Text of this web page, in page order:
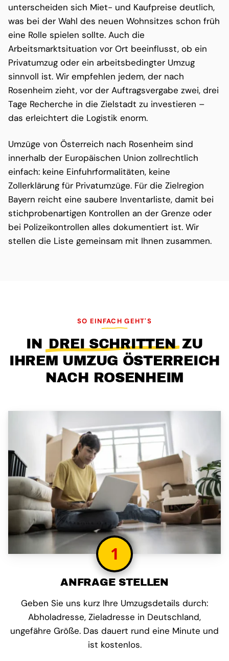
unterscheiden sich Miet- und Kaufpreise deutlich,
was bei der Wahl des neuen Wohnsitzes schon früh
eine Rolle spielen sollte. Auch die
Arbeitsmarktsituation vor Ort beeinflusst, ob ein
Privatumzug oder ein arbeitsbedingter Umzug
sinnvoll ist. Wir empfehlen jedem, der nach
Rosenheim zieht, vor der Auftragsvergabe zwei, drei
Tage Recherche in die Zielstadt zu investieren –
das erleichtert die Logistik enorm.
Umzüge von Österreich nach Rosenheim sind
innerhalb der Europäischen Union zollrechtlich
einfach: keine Einfuhrformalitäten, keine
Zollerklärung für Privatumzüge. Für die Zielregion
Bayern reicht eine saubere Inventarliste, damit bei
stichprobenartigen Kontrollen an der Grenze oder
bei Polizeikontrollen alles dokumentiert ist. Wir
stellen die Liste gemeinsam mit Ihnen zusammen.
SO EINFACH GEHT'S
IN DREI SCHRITTENZU
IHREM UMZUG ÖSTERREICH
NACH ROSENHEIM
1
ANFRAGE STELLEN
Geben Sie uns kurz Ihre Umzugsdetails durch:
Abholadresse, Zieladresse in Deutschland,
ungefähre Größe. Das dauert rund eine Minute und
ist kostenlos.